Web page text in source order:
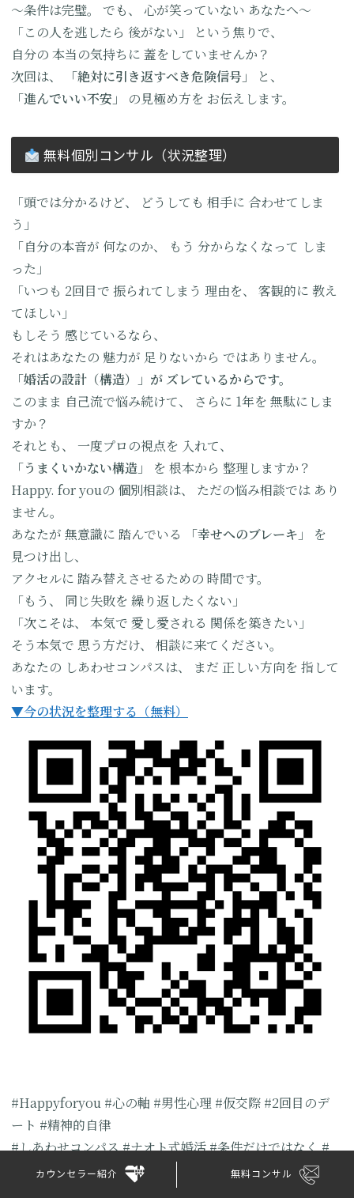
カウンセラー紹介 無料コンサル
〜条件は完璧。
でも、 心が笑っていない あなたへ〜
「この人を逃したら 後がない」
という焦りで、
自分の 本当の気持ちに 蓋をしていませんか？
次回は、
「絶対に引き返すべき危険信号」
と、
「進んでいい不安」
の見極め方を お伝えします。
無料個別コンサル（状況整理）
「頭では分かるけど、 どうしても 相手に 合わせてしま
う」
「自分の本音が 何なのか、 もう 分からなくなって しま
った」
「いつも 2回目で 振られてしまう 理由を、 客観的に 教え
てほしい」
もしそう 感じているなら、
それはあなたの 魅力が 足りないから ではありません。
「婚活の設計（構造）」が ズレているからです。
このまま 自己流で悩み続けて、 さらに 1年を 無駄にしま
すか？
それとも、
一度プロの視点を 入れて、
「うまくいかない構造」
を 根本から 整理しますか？
Happy. for youの 個別相談は、 ただの悩み相談では あり
ません。
あなたが 無意識に 踏んでいる 「幸せへのブレーキ」
を
見つけ出し、
アクセルに 踏み替えさせるための 時間です。
「もう、
同じ失敗を 繰り返したくない」
「次こそは、
本気で 愛し愛される 関係を築きたい」
そう本気で 思う方だけ、
相談に来てください。
あなたの しあわせコンパスは、 まだ 正しい方向を 指して
います。
▼今の状況を整理する（無料）
#Happyforyou #心の軸 #男性心理 #仮交際 #2回目のデ
ート #精神的自律
#しあわせコンパス#ナオト式婚活#条件だけではなく#
愛されるリクエスト